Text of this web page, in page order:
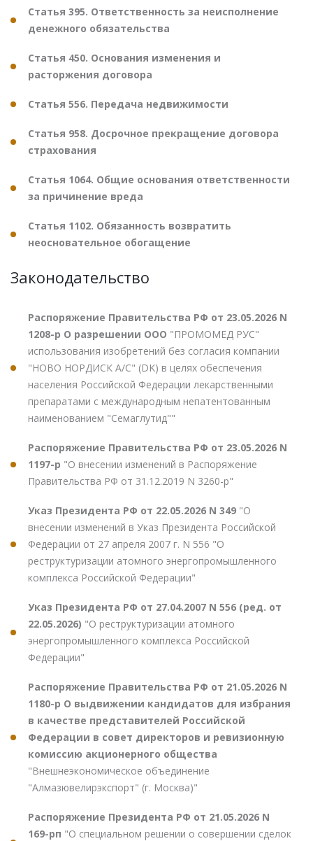
Статья 395. Ответственность за неисполнение
денежного обязательства
Статья 450. Основания изменения и
расторжения договора
Статья 556. Передача недвижимости
Статья 958. Досрочное прекращение договора
страхования
Статья 1064. Общие основания ответственности
за причинение вреда
Статья 1102. Обязанность возвратить
неосновательное обогащение
Законодательство
Распоряжение Правительства РФ от 23.05.2026 N
1208-р О разрешении ООО "ПРОМОМЕД РУС"
использования изобретений без согласия компании
"НОВО НОРДИСК А/С" (DK) в целях обеспечения
населения Российской Федерации лекарственными
препаратами с международным непатентованным
наименованием "Семаглутид""
Распоряжение Правительства РФ от 23.05.2026 N
1197-р "О внесении изменений в Распоряжение
Правительства РФ от 31.12.2019 N 3260-р"
Указ Президента РФ от 22.05.2026 N 349 "О
внесении изменений в Указ Президента Российской
Федерации от 27 апреля 2007 г. N 556 "О
реструктуризации атомного энергопромышленного
комплекса Российской Федерации"
Указ Президента РФ от 27.04.2007 N 556 (ред. от
22.05.2026) "О реструктуризации атомного
энергопромышленного комплекса Российской
Федерации"
Распоряжение Правительства РФ от 21.05.2026 N
1180-р О выдвижении кандидатов для избрания
в качестве представителей Российской
Федерации в совет директоров и ревизионную
комиссию акционерного общества
"Внешнеэкономическое объединение
"Алмазювелирэкспорт" (г. Москва)"
Распоряжение Президента РФ от 21.05.2026 N
169-рп "О специальном решении о совершении сделок